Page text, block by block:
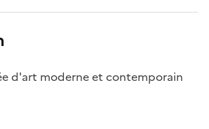
d'art moderne et contemporain